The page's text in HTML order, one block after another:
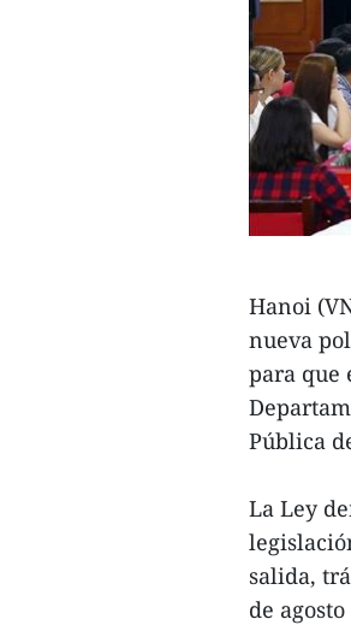
Hanoi
nueva
para que
Pública
La Ley
salida,
de